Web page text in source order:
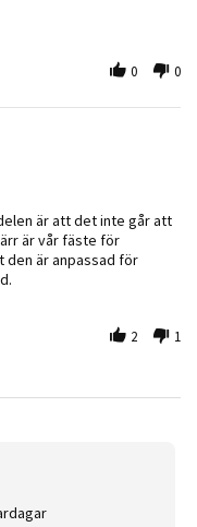
0 0
är att det inte går att
är vår fäste för
den är anpassad för
2 1